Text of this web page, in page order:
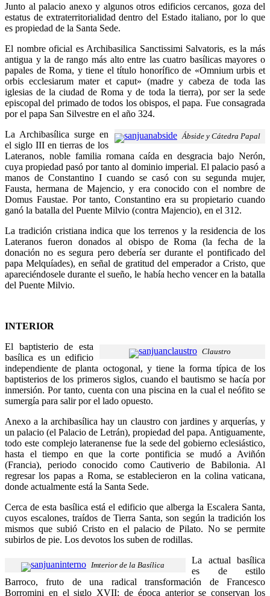
Junto al palacio anexo y algunos otros edificios cercanos, goza del
estatus de extraterritorialidad dentro del Estado italiano, por lo que
es propiedad de la Santa Sede.
El nombre oficial es Archibasilica Sanctissimi Salvatoris, es la más
antigua y la de rango más alto entre las cuatro basílicas mayores o
papales de Roma, y tiene el título honorífico de «Omnium urbis et
orbis ecclesiarum mater et caput» (madre y cabeza de toda las
iglesias de la ciudad de Roma y de toda la tierra), por ser la sede
episcopal del primado de todos los obispos, el papa. Fue consagrada
por el papa San Silvestre en el año 324.
Ábside y Cátedra Papal
La Archibasílica surge en
el siglo III en tierras de los
Lateranos, noble familia romana caída en desgracia bajo Nerón,
cuya propiedad pasó por tanto al dominio imperial. El palacio pasó a
manos de Constantino I cuando se casó con su segunda mujer,
Fausta, hermana de Majencio, y era conocido con el nombre de
Domus Faustae. Por tanto, Constantino era su propietario cuando
ganó la batalla del Puente Milvio (contra Majencio), en el 312.
La tradición cristiana indica que los terrenos y la residencia de los
Lateranos fueron donados al obispo de Roma (la fecha de la
donación no es segura pero debería ser durante el pontificado del
papa Melquíades), en señal de gratitud del emperador a Cristo, que
apareciéndosele durante el sueño, le había hecho vencer en la batalla
del Puente Milvio.
INTERIOR
Claustro
El baptisterio de esta
basílica es un edificio
independiente de planta octogonal, y tiene la forma típica de los
baptisterios de los primeros siglos, cuando el bautismo se hacía por
inmersión. Por tanto, cuenta con una piscina en la cual el neófito se
sumergía para salir por el lado opuesto.
Anexo a la archibasílica hay un claustro con jardines y arquerías, y
un palacio (el Palacio de Letrán), propiedad del papa. Antiguamente,
todo este complejo lateranense fue la sede del gobierno eclesiástico,
hasta el tiempo en que la corte pontificia se mudó a Aviñón
(Francia), periodo conocido como Cautiverio de Babilonia. Al
regresar los papas a Roma, se establecieron en la colina vaticana,
donde actualmente está la Santa Sede.
Cerca de esta basílica está el edificio que alberga la Escalera Santa,
cuyos escalones, traídos de Tierra Santa, son según la tradición los
mismos que subió Cristo en el palacio de Pilato. No se permite
subirlos de pie. Los devotos los suben de rodillas.
Imterior de la Basílica
La actual basílica
es de estilo
Barroco, fruto de una radical transformación de Francesco
Borromini en el siglo XVII; de época anterior se conservan los